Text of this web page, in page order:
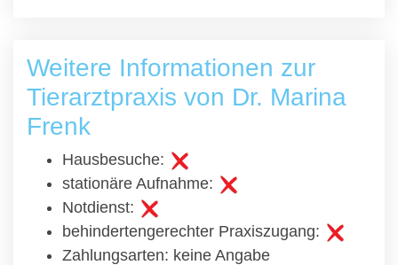
Weitere Informationen zur
Tierarztpraxis von Dr. Marina
Frenk
Hausbesuche:
stationäre Aufnahme:
Notdienst:
behindertengerechter Praxiszugang:
Zahlungsarten: keine Angabe